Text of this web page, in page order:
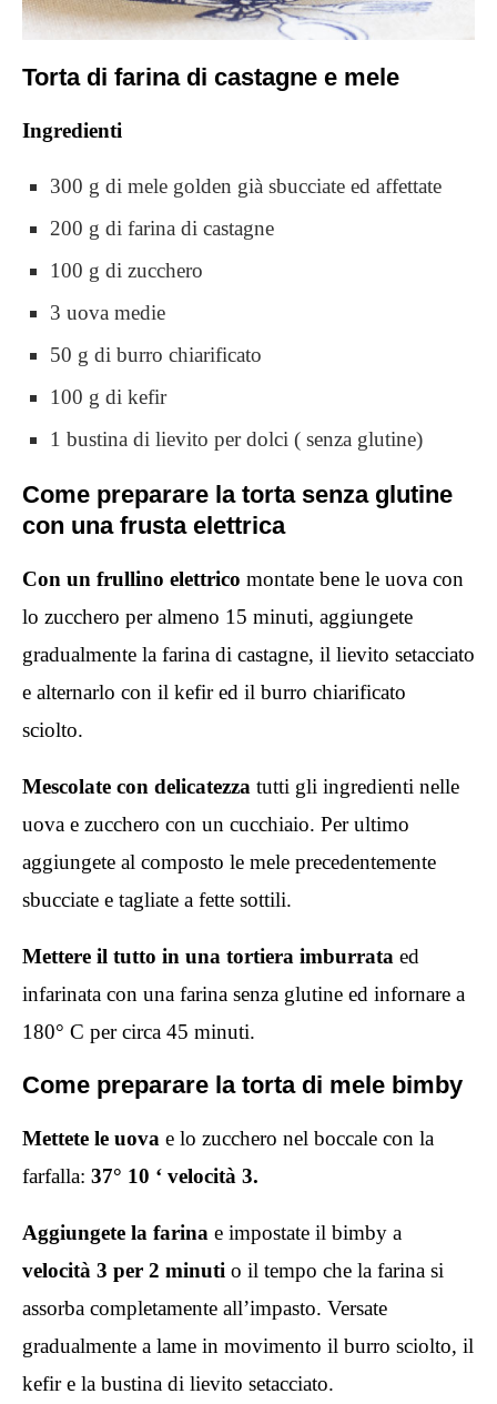
Torta di farina di castagne e mele
Ingredienti
300 g di mele golden già sbucciate ed affettate
200 g di farina di castagne
100 g di zucchero
3 uova medie
50 g di burro chiarificato
100 g di kefir
1 bustina di lievito per dolci ( senza glutine)
Come preparare la torta senza glutine
con una frusta elettrica
Con un frullino elettrico montate bene le uova con
lo zucchero per almeno 15 minuti, aggiungete
gradualmente la farina di castagne, il lievito setacciato
e alternarlo con il kefir ed il burro chiarificato
sciolto.
Mescolate con delicatezza tutti gli ingredienti nelle
uova e zucchero con un cucchiaio. Per ultimo
aggiungete al composto le mele precedentemente
sbucciate e tagliate a fette sottili.
Mettere il tutto in una tortiera imburrata ed
infarinata con una farina senza glutine ed infornare a
180° C per circa 45 minuti.
Come preparare la torta di mele bimby
Mettete le uova e lo zucchero nel boccale con la
farfalla: 37° 10 ‘ velocità 3.
Aggiungete la farina e impostate il bimby a
velocità 3 per 2 minuti o il tempo che la farina si
assorba completamente all’impasto. Versate
gradualmente a lame in movimento il burro sciolto, il
kefir e la bustina di lievito setacciato.